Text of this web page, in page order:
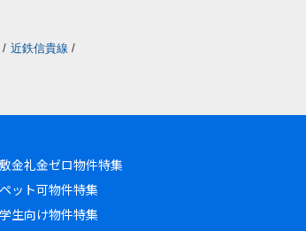
/ 近鉄信貴線 /
敷金礼金ゼロ物件特集
ペット可物件特集
学生向け物件特集